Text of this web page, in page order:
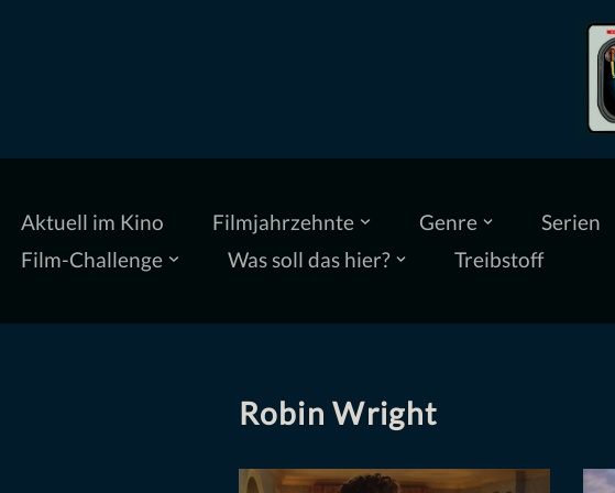
Aktuell im Kino Filmjahrzehnte Genre Serien
Film-Challenge
Was soll das hier? Treibstoff
Robin Wright